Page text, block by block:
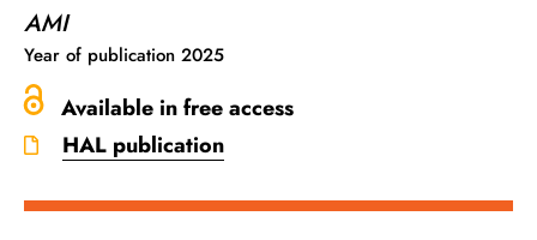
AMI
Year of publication 2025
Available in free access
HAL publication